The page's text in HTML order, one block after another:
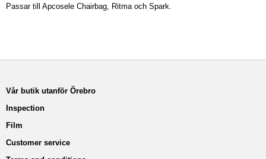
Passar till Apcosele Chairbag, Ritma och Spark.
Vår butik utanför Örebro
Inspection
Film
Customer service